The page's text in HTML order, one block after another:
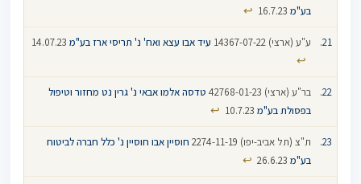
בע"מ
↩
ע"ע (ארצי) 14367-07-22 עיד אבו עצא ואח' נ' תריסי ארז בע"מ
↩
בר"ע (ארצי) 42768-01-23
טדסה אלמו אבאי נ' גרין נט מחזור וטיפול
בפסולת בע"מ 10.7.23
↩
ת"צ (תל אביב-יפו) 2274-11-19
חוסיין אבו חוסיין נ' כלל חברה לביטוח
בע"מ
↩